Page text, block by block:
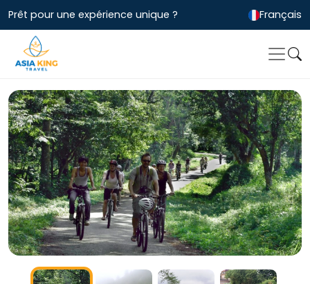
Prêt pour une expérience unique ? Français